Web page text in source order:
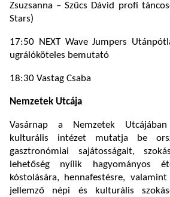
Zsuzsanna – Szűcs Dávid profi
Stars)
17:50 NEXT Wave Jumpers
ugrálóköteles bemutató
18:30 Vastag Csaba
Nemzetek Utcája
Vasárnap a Nemzetek Utcájában
kulturális intézet mutatja be
gasztronómiai sajátosságait,
lehetőség nyílik hagyományos
kóstolására, hennafestésre,
jellemző népi és kulturális